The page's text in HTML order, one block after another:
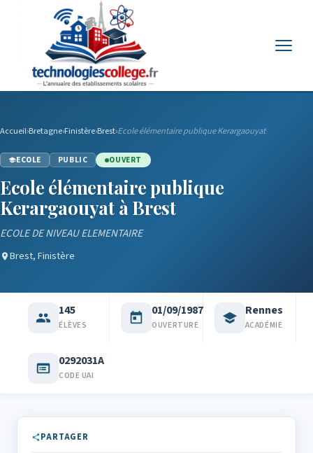
Accueil›Bretagne›Finistère›Brest›Ecole élémentaire publique Kerargaouyat
ECOLE PUBLIC OUVERT
Ecole élémentaire publique
Kerargaouyat à Brest
ECOLE DE NIVEAU ELEMENTAIRE
Brest, Finistère
145
ÉLÈVES
01/09/1987
OUVERTURE
Rennes
ACADÉMIE
0292031A
CODE UAI
PARTAGER